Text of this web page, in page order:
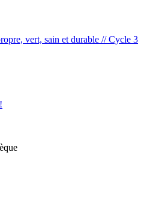
vert, sain et durable // Cycle 3